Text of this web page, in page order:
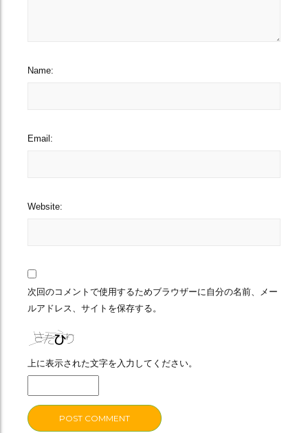
Name:
Email:
Website:
次回のコメントで使用するためブラウザーに自分の名前、メー
ルアドレス、サイトを保存する。
上に表示された文字を入力してください。